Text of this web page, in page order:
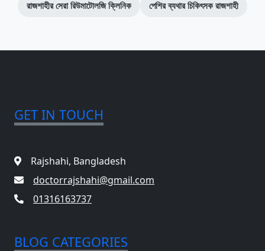
রাজশাহীর সেরা রিউমাটোলজি ক্লিনিক পেশির ব্যথার চিকিৎসক রাজশাহী
GET IN TOUCH
Rajshahi, Bangladesh
doctorrajshahi@gmail.com
01316163737
BLOG CATEGORIES